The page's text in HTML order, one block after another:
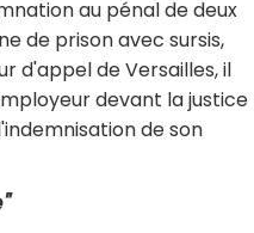
au pénal de deux
de prison avec sursis,
d'appel de Versailles, il
devant la justice
de son